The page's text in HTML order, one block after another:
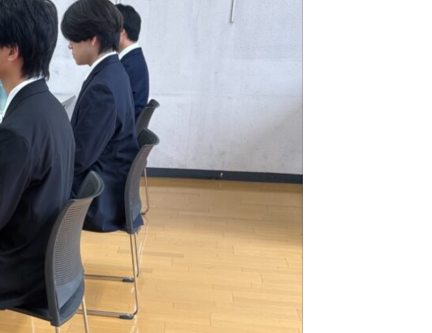
専門学校
専門学校
専門学校
専門学校